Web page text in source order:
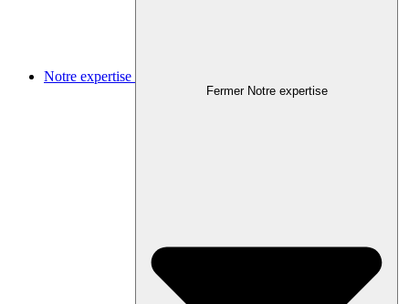
Notre expertise
Fermer Notre expertise